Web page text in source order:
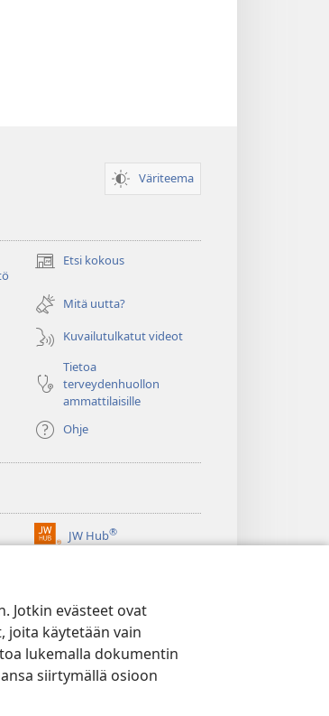
Jotkin evästeet ovat
joita käytetään vain
lukemalla dokumentin
siirtymällä osioon
Väriteema
Etsi kokous
(avaa
ikkunan)Mitä uutta?
Kuvailutulkatut videot
Tietoa
terveydenhuollon
ammattilaisille
Ohje
JW Hub®
(avaa